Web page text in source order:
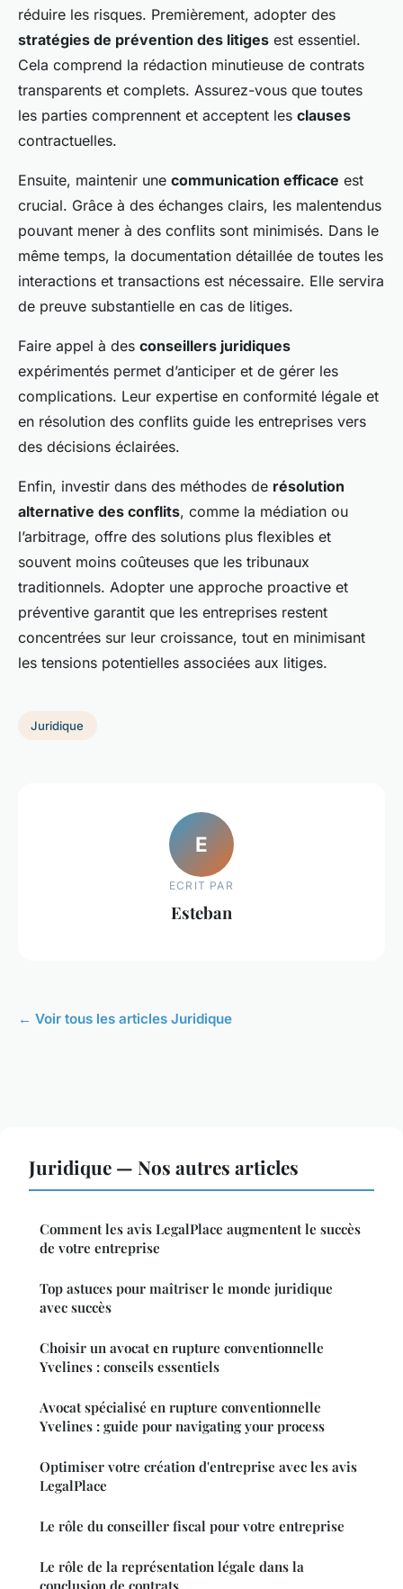
réduire les risques. Premièrement, adopter des
stratégies de prévention des litiges est essentiel.
Cela comprend la rédaction minutieuse de contrats
transparents et complets. Assurez-vous que toutes
les parties comprennent et acceptent les clauses
contractuelles.
Ensuite, maintenir une communication efficace est
crucial. Grâce à des échanges clairs, les malentendus
pouvant mener à des conflits sont minimisés. Dans le
même temps, la documentation détaillée de toutes les
interactions et transactions est nécessaire. Elle servira
de preuve substantielle en cas de litiges.
Faire appel à des conseillers juridiques
expérimentés permet d’anticiper et de gérer les
complications. Leur expertise en conformité légale et
en résolution des conflits guide les entreprises vers
des décisions éclairées.
Enfin, investir dans des méthodes de résolution
alternative des conflits, comme la médiation ou
l’arbitrage, offre des solutions plus flexibles et
souvent moins coûteuses que les tribunaux
traditionnels. Adopter une approche proactive et
préventive garantit que les entreprises restent
concentrées sur leur croissance, tout en minimisant
les tensions potentielles associées aux litiges.
Juridique
E
ECRIT PAR
Esteban
← Voir tous les articles Juridique
Juridique — Nos autres articles
Comment les avis LegalPlace augmentent le succès
de votre entreprise
Top astuces pour maîtriser le monde juridique
avec succès
Choisir un avocat en rupture conventionnelle
Yvelines : conseils essentiels
Avocat spécialisé en rupture conventionnelle
Yvelines : guide pour navigating your process
Optimiser votre création d'entreprise avec les avis
LegalPlace
Le rôle du conseiller fiscal pour votre entreprise
Le rôle de la représentation légale dans la